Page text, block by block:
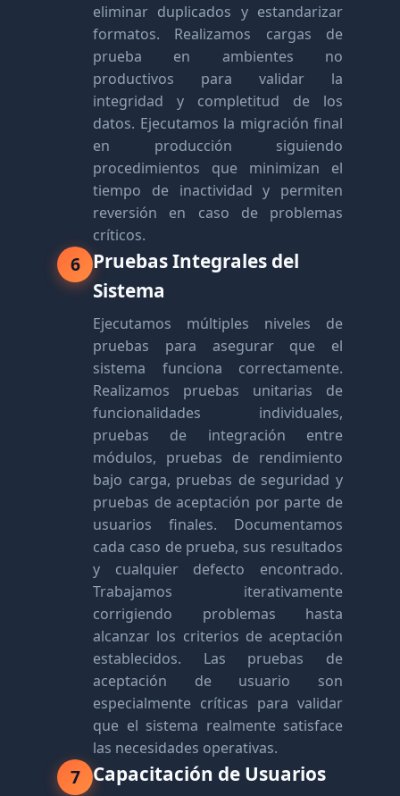
eliminar duplicados y estandarizar
formatos. Realizamos cargas de
prueba en ambientes no
productivos para validar la
integridad y completitud de los
datos. Ejecutamos la migración final
en producción siguiendo
procedimientos que minimizan el
tiempo de inactividad y permiten
reversión en caso de problemas
críticos.
6 Pruebas Integrales del
Sistema
Ejecutamos múltiples niveles de
pruebas para asegurar que el
sistema funciona correctamente.
Realizamos pruebas unitarias de
funcionalidades individuales,
pruebas de integración entre
módulos, pruebas de rendimiento
bajo carga, pruebas de seguridad y
pruebas de aceptación por parte de
usuarios finales. Documentamos
cada caso de prueba, sus resultados
y cualquier defecto encontrado.
Trabajamos iterativamente
corrigiendo problemas hasta
alcanzar los criterios de aceptación
establecidos. Las pruebas de
aceptación de usuario son
especialmente críticas para validar
que el sistema realmente satisface
las necesidades operativas.
7 Capacitación de Usuarios